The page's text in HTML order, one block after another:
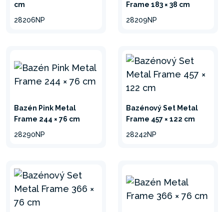
cm
28206NP
Frame 183 × 38 cm
28209NP
Bazén Pink Metal
Frame 244 × 76 cm
28290NP
Bazénový Set Metal
Frame 457 × 122 cm
28242NP